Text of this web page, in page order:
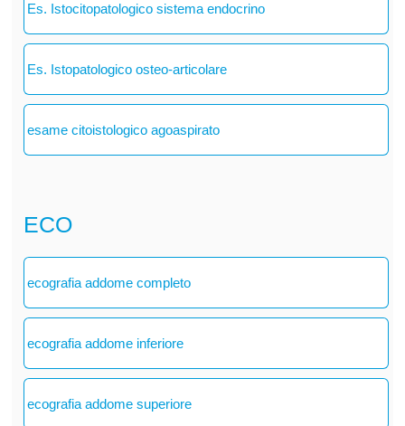
Es. Istocitopatologico sistema endocrino
Es. Istopatologico osteo-articolare
esame citoistologico agoaspirato
ECO
ecografia addome completo
ecografia addome inferiore
ecografia addome superiore